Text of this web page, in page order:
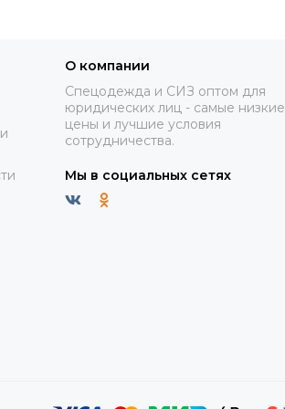
О компании
Спецодежда и СИЗ оптом для
юридических лиц - самые низкие
цены и лучшие условия
сотрудничества.
Мы в социальных сетях